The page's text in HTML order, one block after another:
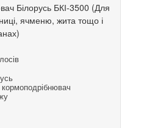
Білорусь БКІ-3500 (Для
ячменю, жита тощо і